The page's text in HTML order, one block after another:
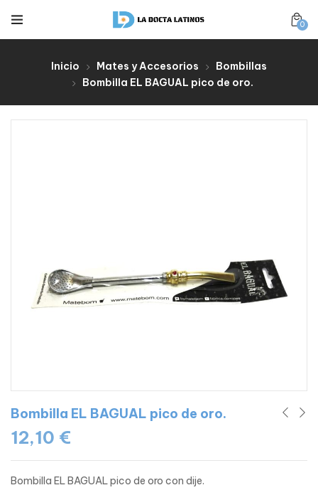
0
Inicio Mates y Accesorios
Bombillas
Bombilla EL BAGUAL pico de oro.
Bombilla EL BAGUAL pico de oro.
12,10 €
Bombilla EL BAGUAL pico de oro con dije.